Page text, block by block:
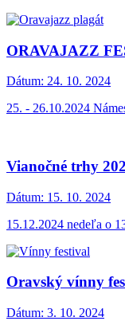
ORAVAJAZZ
Dátum: 24. 10. 2024
25. - 26.10.2024
Vianočné trhy
Dátum: 15. 10. 2024
15.12.2024 nedeľa o
Oravský vínny
Dátum: 3. 10. 2024